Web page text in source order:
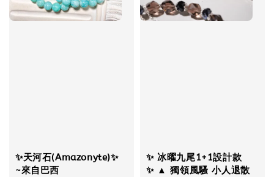
✨天河石(Amazonyte)✨
~來自巴西
✨ 冰曜九尾1+1設計款
✨ ▲ 獨領風騷 小人退散